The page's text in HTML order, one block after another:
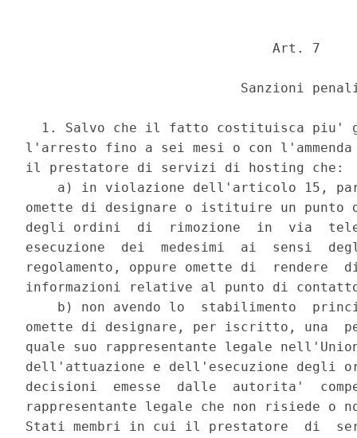
                               Art. 7
Sanzioni
1. Salvo che il fatto costituisca piu'
l'arresto fino a sei mesi o con l'ammenda
il prestatore di servizi di hosting che:
a) in violazione dell'articolo 15,
omette di designare o istituire un
degli ordini  di  rimozione  in  via
esecuzione  dei  medesimi  ai  sensi
regolamento, oppure omette di
informazioni relative al punto di
b) non avendo lo  stabilimento
omette di designare, per iscritto, una
quale suo rappresentante legale
dell'attuazione e dell'esecuzione degli
decisioni  emesse  dalle  autorita'
rappresentante legale che non risiede
Stati membri in cui il prestatore  di